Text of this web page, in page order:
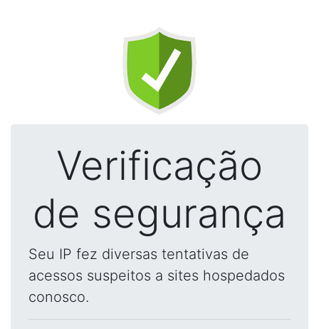
Verificação
de segurança
Seu IP fez diversas tentativas de
acessos suspeitos a sites hospedados
conosco.